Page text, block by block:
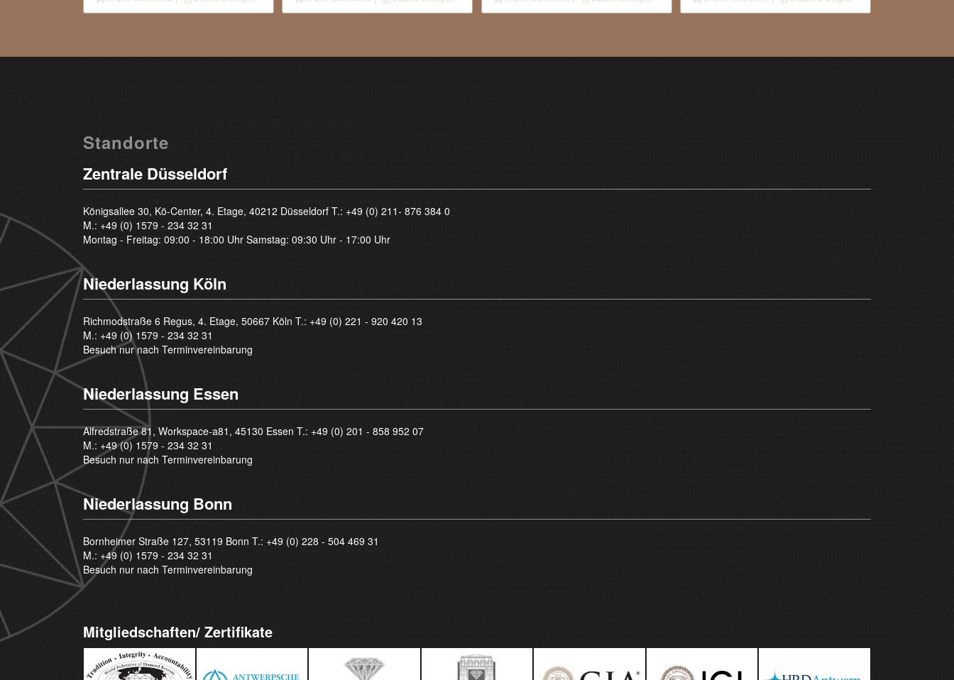
Standorte
Zentrale Düsseldorf
Königsallee 30, Kö-Center, 4. Etage, 40212 Düsseldorf T.: +49 (0) 211- 876 384 0
M.: +49 (0) 1579 - 234 32 31
Montag - Freitag: 09:00 - 18:00 Uhr Samstag: 09:30 Uhr - 17:00 Uhr
Niederlassung Köln
Richmodstraße 6 Regus, 4. Etage, 50667 Köln T.: +49 (0) 221 - 920 420 13
M.: +49 (0) 1579 - 234 32 31
Besuch nur nach Terminvereinbarung
Niederlassung Essen
Alfredstraße 81, Workspace-a81, 45130 Essen T.: +49 (0) 201 - 858 952 07
M.: +49 (0) 1579 - 234 32 31
Besuch nur nach Terminvereinbarung
Niederlassung Bonn
Bornheimer Straße 127, 53119 Bonn T.: +49 (0) 228 - 504 469 31
M.: +49 (0) 1579 - 234 32 31
Besuch nur nach Terminvereinbarung
Mitgliedschaften/ Zertifikate